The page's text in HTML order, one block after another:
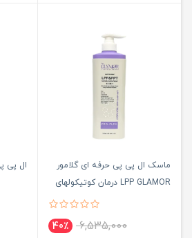
ماسک ال پی پی حرفه ای گلامور
LPP GLAMOR درمان کوتیکولهای
6,535,000 40٪
ال پی